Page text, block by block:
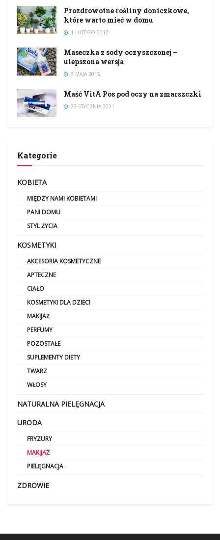
Prozdrowotne rośliny doniczkowe,
które warto mieć w domu
1 LUTEGO 2017
Maseczka z sody oczyszczonej –
ulepszona wersja
3 MAJA 2015
Maść VitA Pos pod oczy na zmarszczki
23 STYCZNIA 2021
Kategorie
KOBIETA
MIĘDZY NAMI KOBIETAMI
PANI DOMU
STYL ŻYCIA
KOSMETYKI
AKCESORIA KOSMETYCZNE
APTECZNE
CIAŁO
KOSMETYKI DLA DZIECI
MAKIJAŻ
PERFUMY
POZOSTAŁE
SUPLEMENTY DIETY
TWARZ
WŁOSY
NATURALNA PIELĘGNACJA
URODA
FRYZURY
MAKIJAŻ
PIELĘGNACJA
ZDROWIE